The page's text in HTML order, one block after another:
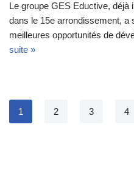
Le groupe GES Eductive, déjà
dans le 15e arrondissement, a
meilleures opportunités de
suite »
1 2 3 4